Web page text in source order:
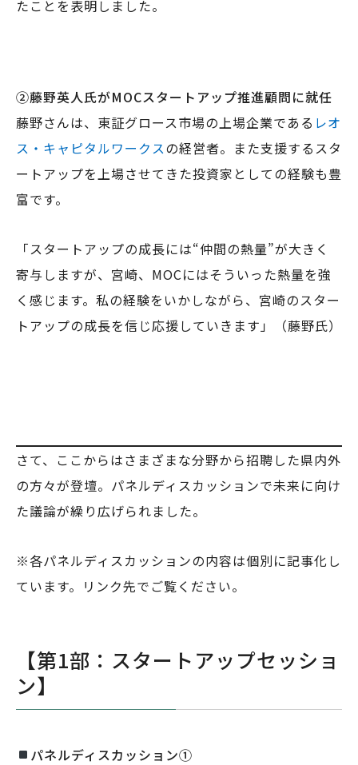
たことを表明しました。
②藤野英人氏がMOCスタートアップ推進顧問に就任
藤野さんは、東証グロース市場の上場企業である レオ
ス・キャピタルワークスの経営者。また支援するスタ
ートアップを上場させてきた投資家としての経験も豊
富です。
「スタートアップの成長には“仲間の熱量”が大きく
寄与しますが、宮崎、MOCにはそういった熱量を強
く感じます。私の経験をいかしながら、宮崎のスター
トアップの成長を信じ応援していきます」（藤野氏）
さて、ここからはさまざまな分野から招聘した県内外
の方々が登壇。パネルディスカッションで未来に向け
た議論が繰り広げられました。
※各パネルディスカッションの内容は個別に記事化し
ています。リンク先でご覧ください。
【第1部：スタートアップセッショ
ン】
パネルディスカッション①